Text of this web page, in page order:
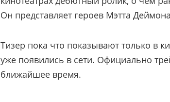
Он представляет героев Мэтта
Тизер пока что показывают только в
уже появились в сети. Официально
ближайшее время.